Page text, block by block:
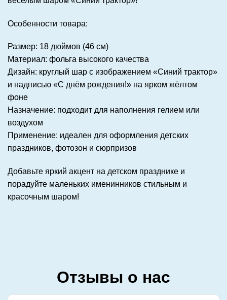
Особенности товара:
Размер: 18 дюймов (46 см)
Материал: фольга высокого качества
Дизайн: круглый шар с изображением «Синий трактор»
и надписью «С днём рождения!» на ярком жёлтом
фоне
Назначение: подходит для наполнения гелием или
воздухом
Применение: идеален для оформления детских
праздников, фотозон и сюрпризов
Добавьте яркий акцент на детском празднике и
порадуйте маленьких именинников стильным и
красочным шаром!
Отзывы о нас